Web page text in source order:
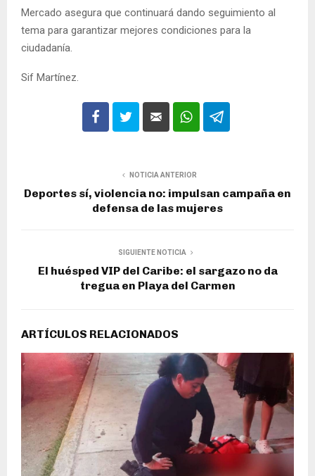
Mercado asegura que continuará dando seguimiento al
tema para garantizar mejores condiciones para la
ciudadanía.
Sif Martínez.
NOTICIA ANTERIOR
Deportes sí, violencia no: impulsan campaña en
defensa de las mujeres
SIGUIENTE NOTICIA
El huésped VIP del Caribe: el sargazo no da
tregua en Playa del Carmen
ARTÍCULOS RELACIONADOS